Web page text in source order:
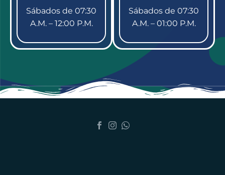
Sábados de 07:30
A.M. – 12:00 P.M.
Sábados de 07:30
A.M. – 01:00 P.M.